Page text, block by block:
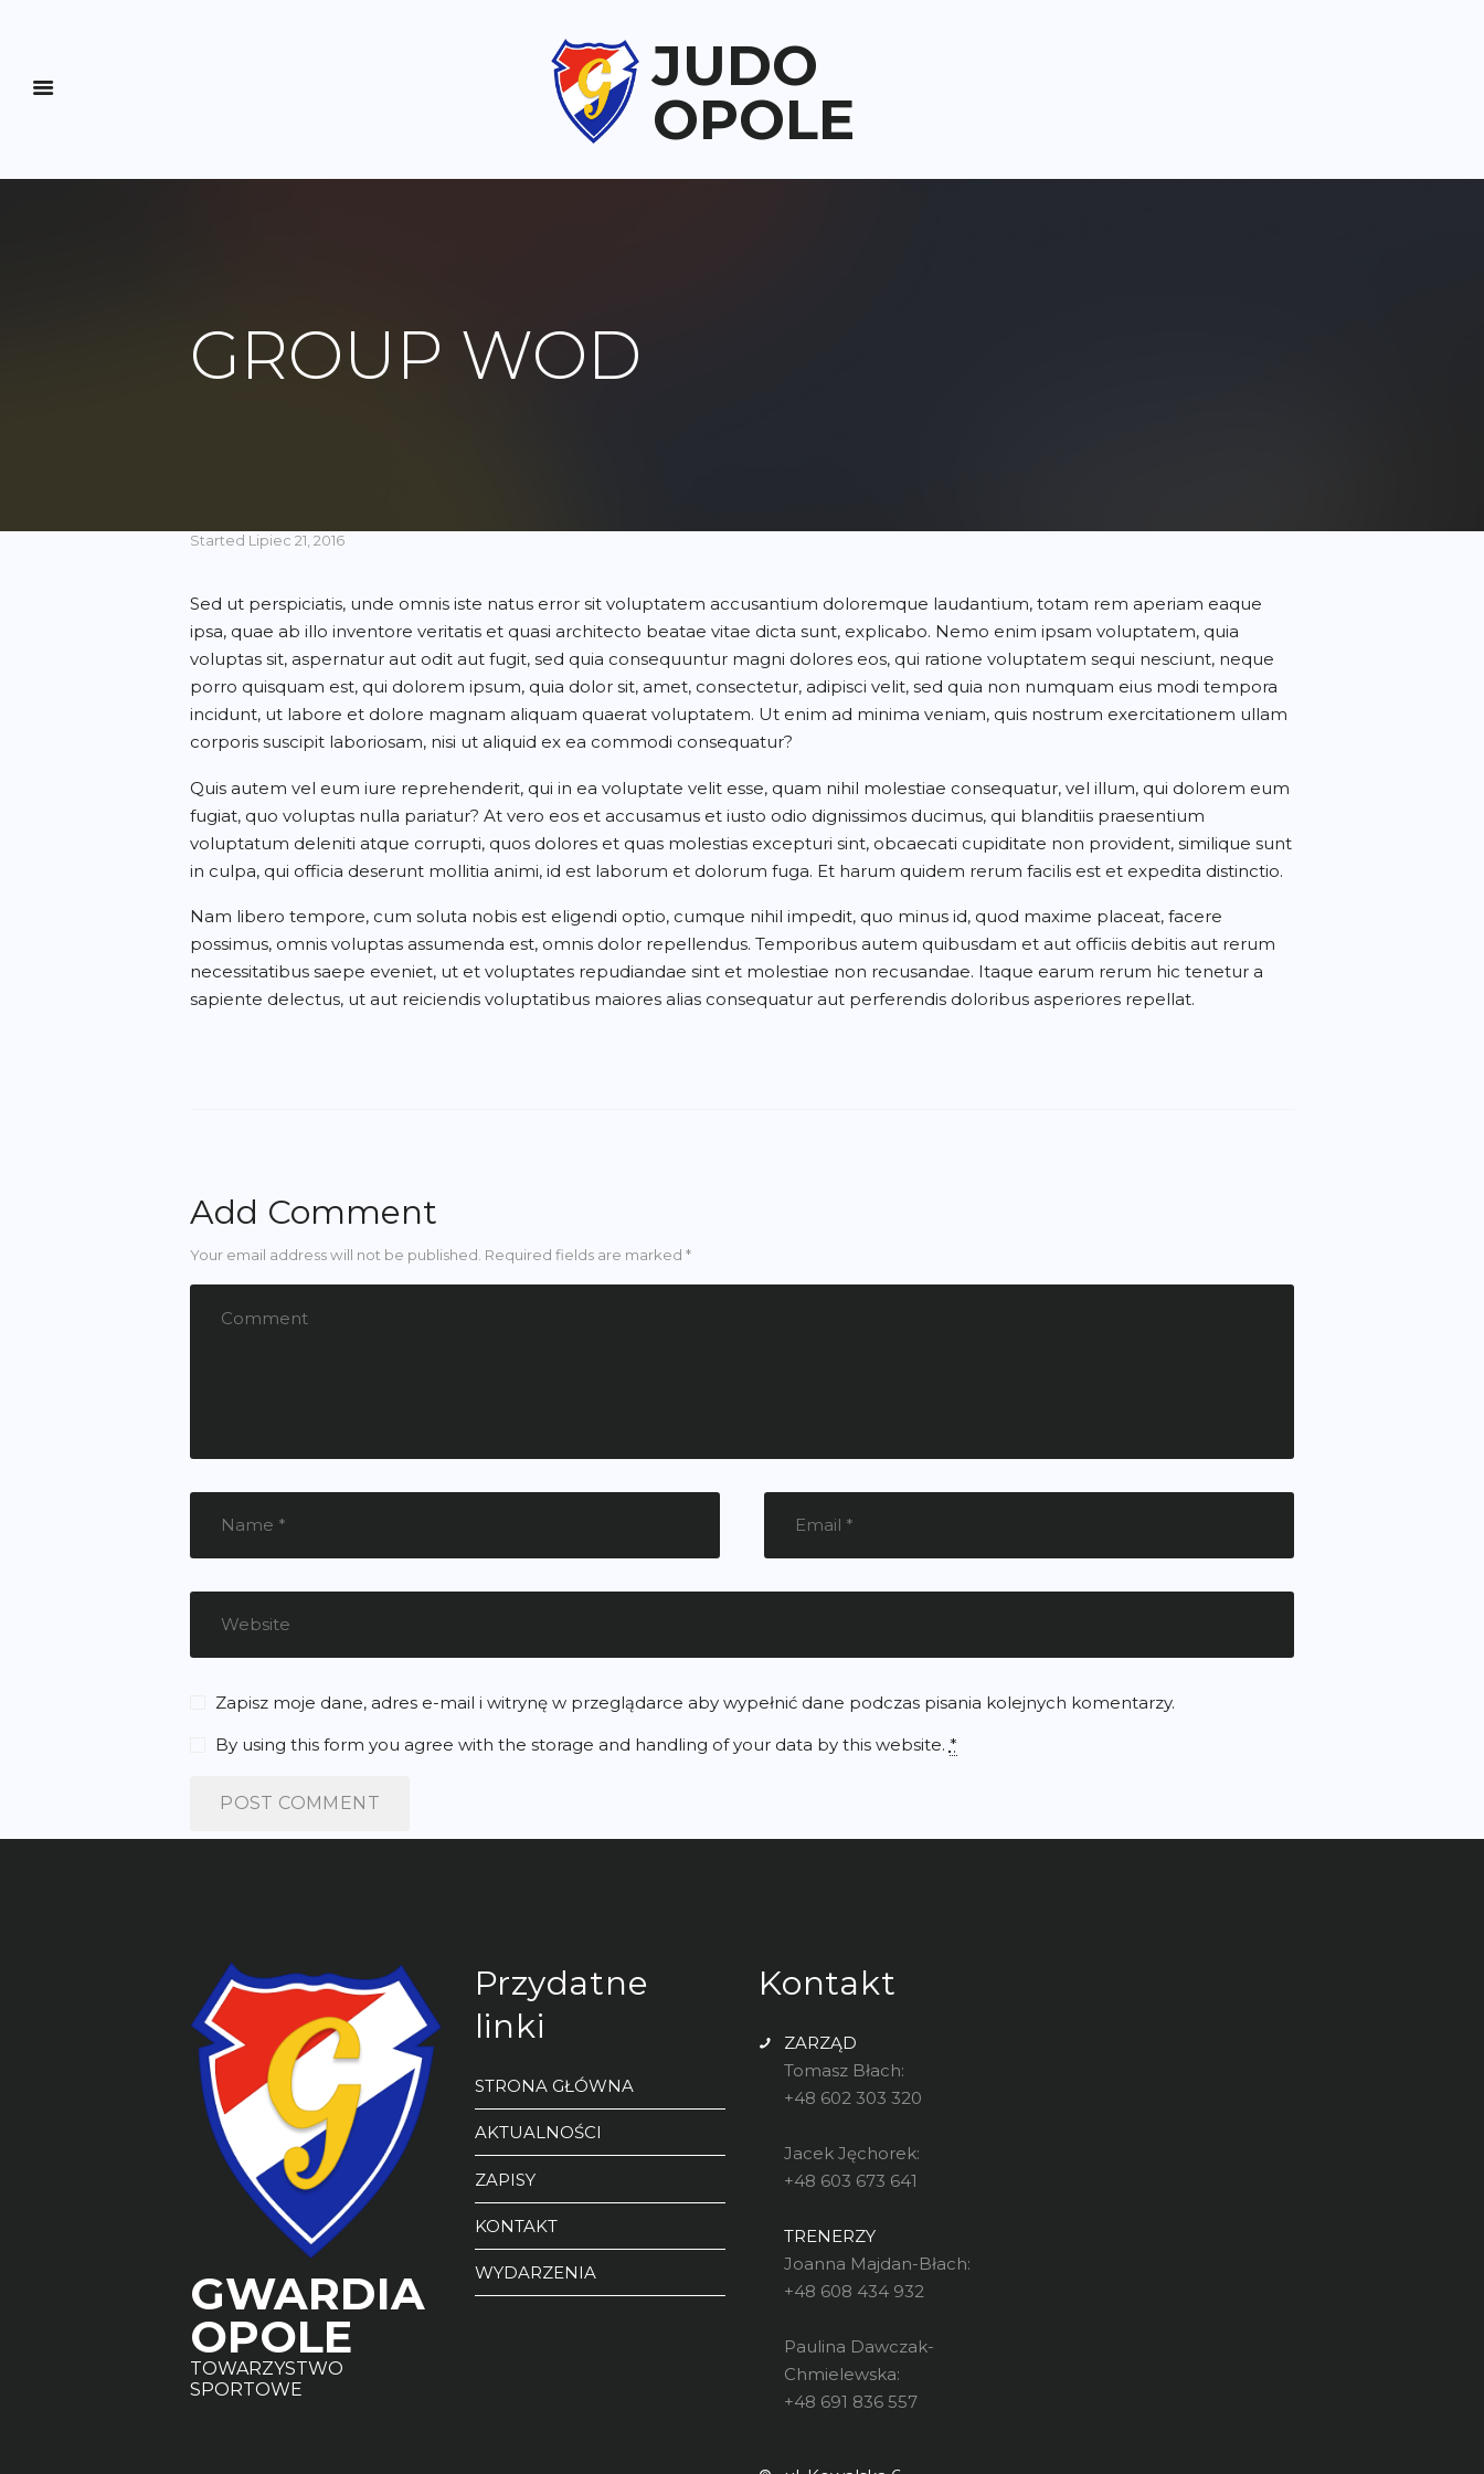
JUDO
OPOLE
GROUP WOD
Started Lipiec 21, 2016
Sed ut perspiciatis, unde omnis iste natus error sit voluptatem accusantium doloremque laudantium, totam rem aperiam eaque
ipsa, quae ab illo inventore veritatis et quasi architecto beatae vitae dicta sunt, explicabo. Nemo enim ipsam voluptatem, quia
voluptas sit, aspernatur aut odit aut fugit, sed quia consequuntur magni dolores eos, qui ratione voluptatem sequi nesciunt, neque
porro quisquam est, qui dolorem ipsum, quia dolor sit, amet, consectetur, adipisci velit, sed quia non numquam eius modi tempora
incidunt, ut labore et dolore magnam aliquam quaerat voluptatem. Ut enim ad minima veniam, quis nostrum exercitationem ullam
corporis suscipit laboriosam, nisi ut aliquid ex ea commodi consequatur?
Quis autem vel eum iure reprehenderit, qui in ea voluptate velit esse, quam nihil molestiae consequatur, vel illum, qui dolorem eum
fugiat, quo voluptas nulla pariatur? At vero eos et accusamus et iusto odio dignissimos ducimus, qui blanditiis praesentium
voluptatum deleniti atque corrupti, quos dolores et quas molestias excepturi sint, obcaecati cupiditate non provident, similique sunt
in culpa, qui officia deserunt mollitia animi, id est laborum et dolorum fuga. Et harum quidem rerum facilis est et expedita distinctio.
Nam libero tempore, cum soluta nobis est eligendi optio, cumque nihil impedit, quo minus id, quod maxime placeat, facere
possimus, omnis voluptas assumenda est, omnis dolor repellendus. Temporibus autem quibusdam et aut officiis debitis aut rerum
necessitatibus saepe eveniet, ut et voluptates repudiandae sint et molestiae non recusandae. Itaque earum rerum hic tenetur a
sapiente delectus, ut aut reiciendis voluptatibus maiores alias consequatur aut perferendis doloribus asperiores repellat.
Add Comment
Your email address will not be published. Required fields are marked *
Zapisz moje dane, adres e-mail i witrynę w przeglądarce aby wypełnić dane podczas pisania kolejnych komentarzy.
By using this form you agree with the storage and handling of your data by this website. *
GWARDIA
OPOLE
TOWARZYSTWO
SPORTOWE
Przydatne
linki
STRONA GŁÓWNA
AKTUALNOŚCI
ZAPISY
KONTAKT
WYDARZENIA
Kontakt
ZARZĄD
Tomasz Błach:
+48 602 303 320
Jacek Jęchorek:
+48 603 673 641
TRENERZY
Joanna Majdan-Błach:
+48 608 434 932
Paulina Dawczak-
Chmielewska:
+48 691 836 557